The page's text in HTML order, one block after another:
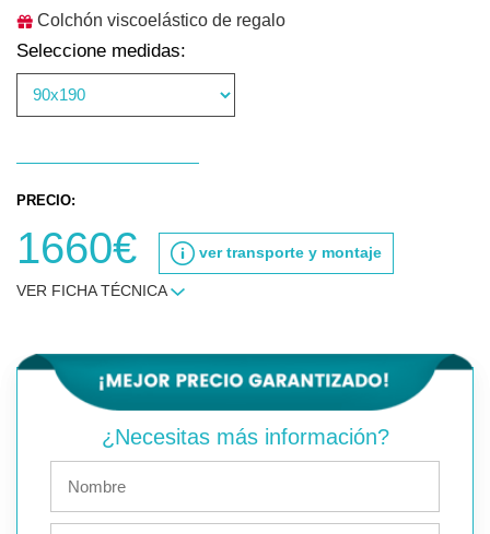
Colchón viscoelástico de regalo
Seleccione medidas:
PRECIO:
1660€ ver transporte y montaje
VER FICHA TÉCNICA
¿Necesitas más información?